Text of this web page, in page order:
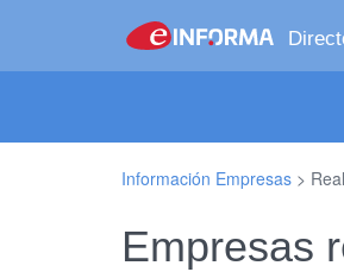
Información Empresas >
Empresas